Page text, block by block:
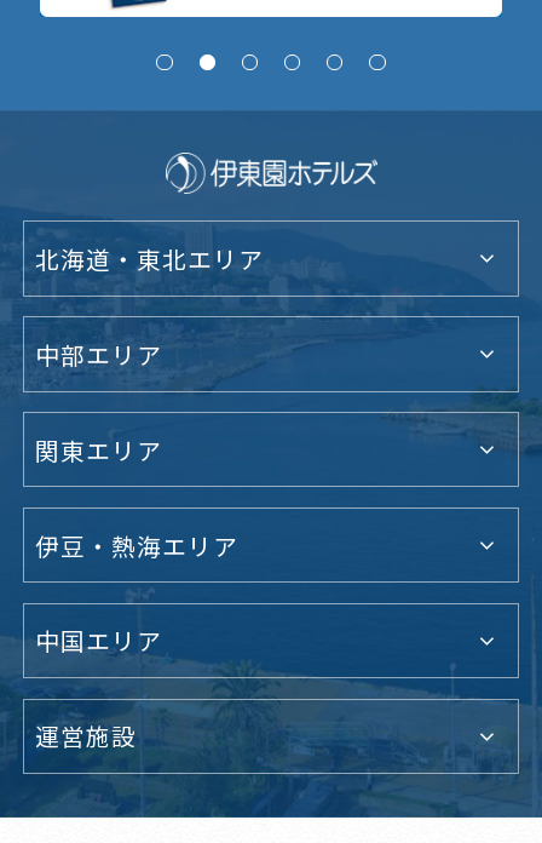
北海道・東北エリア
中部エリア
関東エリア
伊豆・熱海エリア
中国エリア
運営施設